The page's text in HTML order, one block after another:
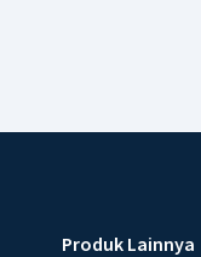
Produk Lainnya